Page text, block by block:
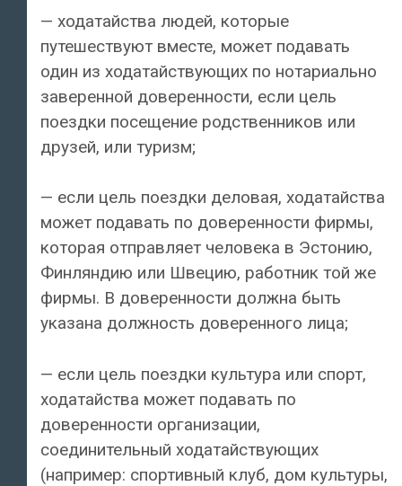
— ходатайства людей, которые
путешествуют вместе, может подавать
один из ходатайствующих по нотариально
заверенной доверенности, если цель
поездки посещение родственников или
друзей, или туризм;
— если цель поездки деловая, ходатайства
может подавать по доверенности фирмы,
которая отправляет человека в Эстонию,
Финляндию или Швецию, работник той же
фирмы. В доверенности должна быть
указана должность доверенного лица;
— если цель поездки культура или спорт,
ходатайства может подавать по
доверенности организации,
соединительный ходатайствующих
(например: спортивный клуб, дом культуры,